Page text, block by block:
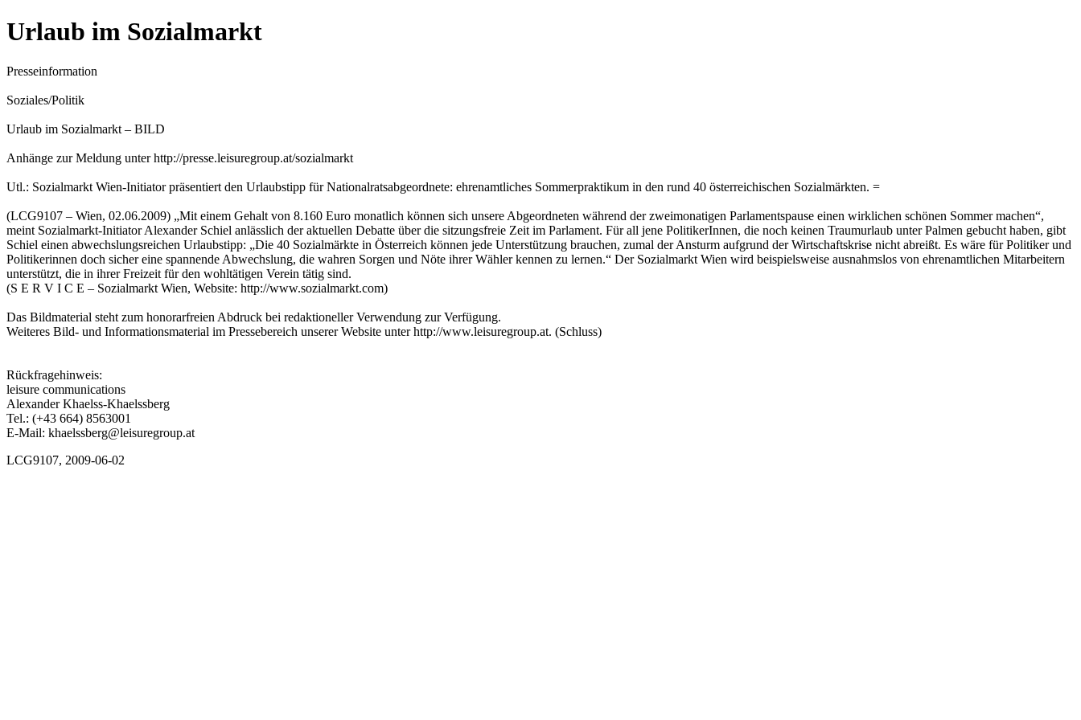
Urlaub im Sozialmarkt
Presseinformation
Soziales/Politik
Urlaub im Sozialmarkt – BILD
Anhänge zur Meldung unter http://presse.leisuregroup.at/sozialmarkt
Utl.: Sozialmarkt Wien-Initiator präsentiert den Urlaubstipp für Nationalratsabgeordnete: ehrenamtliches Sommerpraktikum in den rund 40 österreichischen Sozialmärkten. =
(LCG9107 – Wien, 02.06.2009) „Mit einem Gehalt von 8.160 Euro monatlich können sich unsere Abgeordneten während der zweimonatigen Parlamentspause einen wirklichen schönen Sommer machen“,
meint Sozialmarkt-Initiator Alexander Schiel anlässlich der aktuellen Debatte über die sitzungsfreie Zeit im Parlament. Für all jene PolitikerInnen, die noch keinen Traumurlaub unter Palmen gebucht haben, gibt
Schiel einen abwechslungsreichen Urlaubstipp: „Die 40 Sozialmärkte in Österreich können jede Unterstützung brauchen, zumal der Ansturm aufgrund der Wirtschaftskrise nicht abreißt. Es wäre für Politiker und
Politikerinnen doch sicher eine spannende Abwechslung, die wahren Sorgen und Nöte ihrer Wähler kennen zu lernen.“ Der Sozialmarkt Wien wird beispielsweise ausnahmslos von ehrenamtlichen Mitarbeitern
unterstützt, die in ihrer Freizeit für den wohltätigen Verein tätig sind.
(S E R V I C E – Sozialmarkt Wien, Website: http://www.sozialmarkt.com)
Das Bildmaterial steht zum honorarfreien Abdruck bei redaktioneller Verwendung zur Verfügung.
Weiteres Bild- und Informationsmaterial im Pressebereich unserer Website unter http://www.leisuregroup.at. (Schluss)
Rückfragehinweis:
leisure communications
Alexander Khaelss-Khaelssberg
Tel.: (+43 664) 8563001
E-Mail: khaelssberg@leisuregroup.at
LCG9107, 2009-06-02